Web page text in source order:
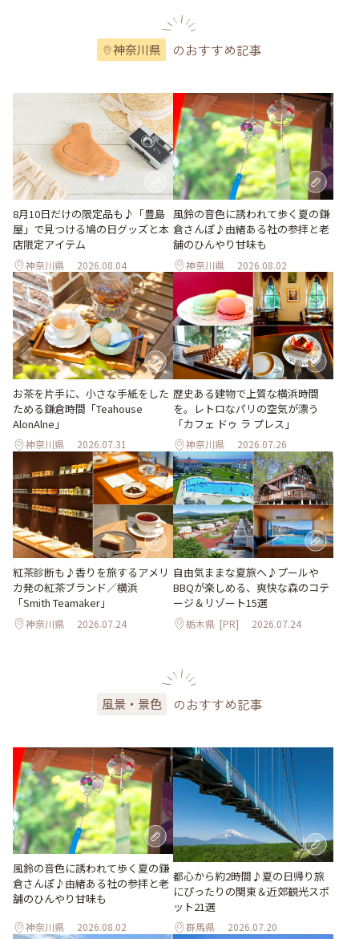
神奈川県 のおすすめ記事
8月10日だけの限定品も♪「豊島
屋」で見つける鳩の日グッズと本
店限定アイテム
神奈川県 2026.08.04
風鈴の音色に誘われて歩く夏の鎌
倉さんぽ♪由緒ある社の参拝と老
舗のひんやり甘味も
神奈川県 2026.08.02
お茶を片手に、小さな手紙をした
ためる鎌倉時間「Teahouse
AlonAlne」
神奈川県 2026.07.31
歴史ある建物で上質な横浜時間
を。レトロなパリの空気が漂う
「カフェ ドゥ ラ プレス」
神奈川県 2026.07.26
紅茶診断も♪香りを旅するアメリ
カ発の紅茶ブランド／横浜
「Smith Teamaker」
神奈川県 2026.07.24
自由気ままな夏旅へ♪プールや
BBQが楽しめる、爽快な森のコテ
ージ＆リゾート15選
栃木県 [PR] 2026.07.24
風景・景色 のおすすめ記事
風鈴の音色に誘われて歩く夏の鎌
倉さんぽ♪由緒ある社の参拝と老
舗のひんやり甘味も
神奈川県 2026.08.02
都心から約2時間♪夏の日帰り旅
にぴったりの関東＆近郊観光スポ
ット21選
群馬県 2026.07.20